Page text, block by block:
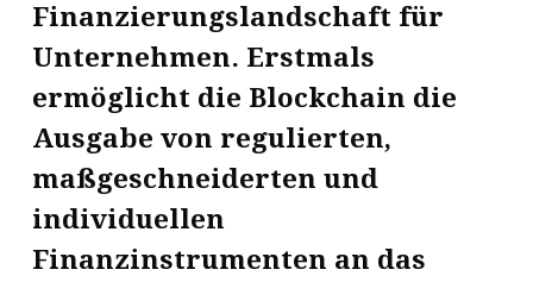
Finanzierungslandschaft für
Unternehmen. Erstmals
ermöglicht die Blockchain die
Ausgabe von regulierten,
maßgeschneiderten und
individuellen
Finanzinstrumenten an das